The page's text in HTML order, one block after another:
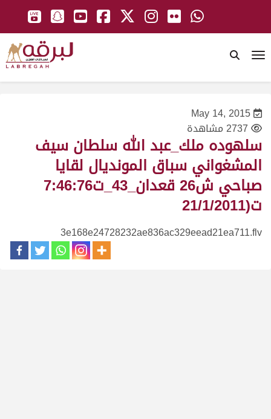
May 14, 2015
2737 مشاهدة
سلهوده ملك_عبد الله سلطان سيف
المشغواني سباق المونديال لقايا
صباحي ش26 قعدان_43_ت7:46:76
ت(21/1/2011
3e168e24728232ae836ac329eead21ea711.flv